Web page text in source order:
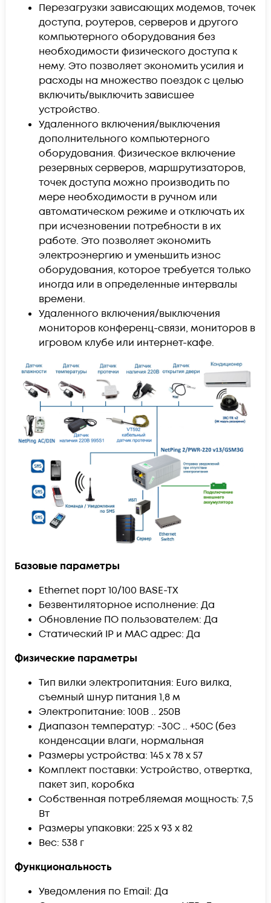
Перезагрузки зависающих модемов, точек
доступа, роутеров, серверов и другого
компьютерного оборудования без
необходимости физического доступа к
нему. Это позволяет экономить усилия и
расходы на множество поездок с целью
включить/выключить зависшее
устройство.
Удаленного включения/выключения
дополнительного компьютерного
оборудования. Физическое включение
резервных серверов, маршрутизаторов,
точек доступа можно производить по
мере необходимости в ручном или
автоматическом режиме и отключать их
при исчезновении потребности в их
работе. Это позволяет экономить
электроэнергию и уменьшить износ
оборудования, которое требуется только
иногда или в определенные интервалы
времени.
Удаленного включения/выключения
мониторов конференц-связи, мониторов в
игровом клубе или интернет-кафе.
Базовые параметры
Ethernet порт 10/100 BASE-TX
Безвентиляторное исполнение: Да
Обновление ПО пользователем: Да
Статический IP и MAC адрес: Да
Физические параметры
Тип вилки электропитания: Euro вилка,
съемный шнур питания 1,8 м
Электропитание: 100В .. 250В
Диапазон температур: -30С .. +50С (без
конденсации влаги, нормальная
Размеры устройства: 145 x 78 x 57
Комплект поставки: Устройство, отвертка,
пакет зип, коробка
Собственная потребляемая мощность: 7,5
Вт
Размеры упаковки: 225 x 93 x 82
Вес: 538 г
Функциональность
Уведомления по Email: Да